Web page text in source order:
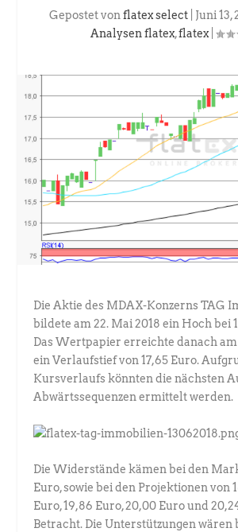
Gepostet vonflatex select Juni 13,
Analysen flatex,flatex
Die Aktie des MDAX-Konzerns TAG
bildete am 22. Mai 2018 ein Hoch bei
Das Wertpapier erreichte danach am
ein Verlaufstief von 17,65 Euro.
Kursverlaufs könnten die nächsten
Abwärtssequenzen ermittelt werden.
Die Widerstände kämen bei den
Euro, sowie bei den Projektionen von
Euro, 19,86 Euro, 20,00 Euro und
Betracht. Die Unterstützungen wären